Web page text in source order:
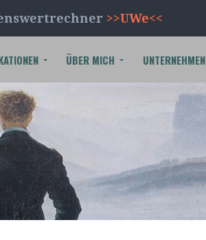
>>UWe<<
ÜBER MICH UNTERNEHMEN